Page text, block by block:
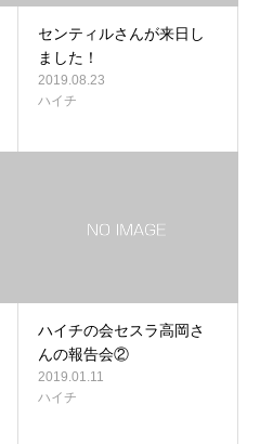
センティルさんが来日し
ました！
2019.08.23
ハイチ
ハイチの会セスラ高岡さ
んの報告会②
2019.01.11
ハイチ